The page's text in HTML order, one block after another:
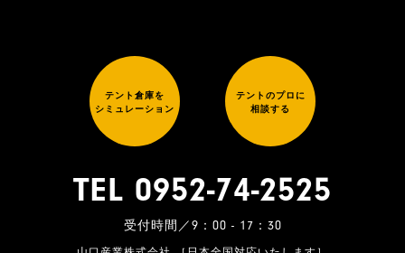
テント倉庫を
シミュレーション
テントのプロに
相談する
TEL 0952-74-2525
受付時間／9：00 - 17：30